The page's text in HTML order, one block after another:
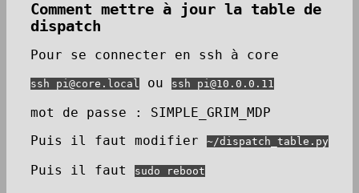
Comment mettre à jour la table de
dispatch
Pour se connecter en ssh à core
ssh pi@core.local ou ssh pi@10.0.0.11
mot de passe : SIMPLE_GRIM_MDP
Puis il faut modifier
~/dispatch_table.py
Puis il faut sudo reboot